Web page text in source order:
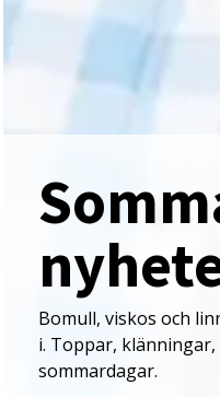
Bomull, viskos och
i. Toppar,
sommardagar.